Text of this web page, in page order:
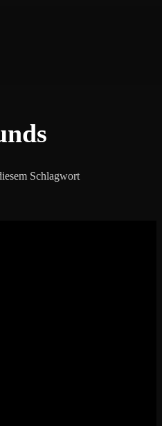
Schlagwort